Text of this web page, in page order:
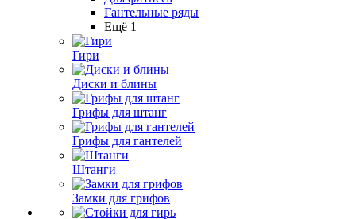
Гантельные ряды
Ещё 1
Гири
Диски и блины
Грифы для штанг
Грифы для гантелей
Штанги
Замки для грифов